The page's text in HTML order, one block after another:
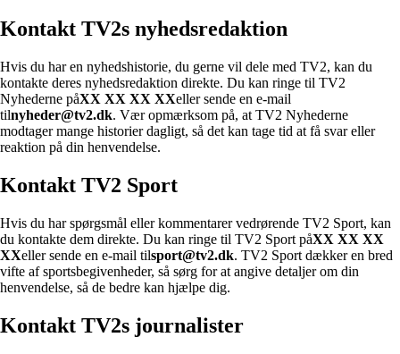
Kontakt TV2s nyhedsredaktion
Hvis du har en nyhedshistorie, du gerne vil dele med TV2, kan du
kontakte deres nyhedsredaktion direkte. Du kan ringe til TV2
Nyhederne påXX XX XX XXeller sende en e-mail
tilnyheder@tv2.dk. Vær opmærksom på, at TV2 Nyhederne
modtager mange historier dagligt, så det kan tage tid at få svar eller
reaktion på din henvendelse.
Kontakt TV2 Sport
Hvis du har spørgsmål eller kommentarer vedrørende TV2 Sport, kan
du kontakte dem direkte. Du kan ringe til TV2 Sport påXX XX XX
XXeller sende en e-mail tilsport@tv2.dk. TV2 Sport dækker en bred
vifte af sportsbegivenheder, så sørg for at angive detaljer om din
henvendelse, så de bedre kan hjælpe dig.
Kontakt TV2s journalister